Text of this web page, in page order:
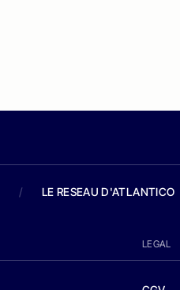
/ LE RESEAU D'ATLANTICO
LEGAL